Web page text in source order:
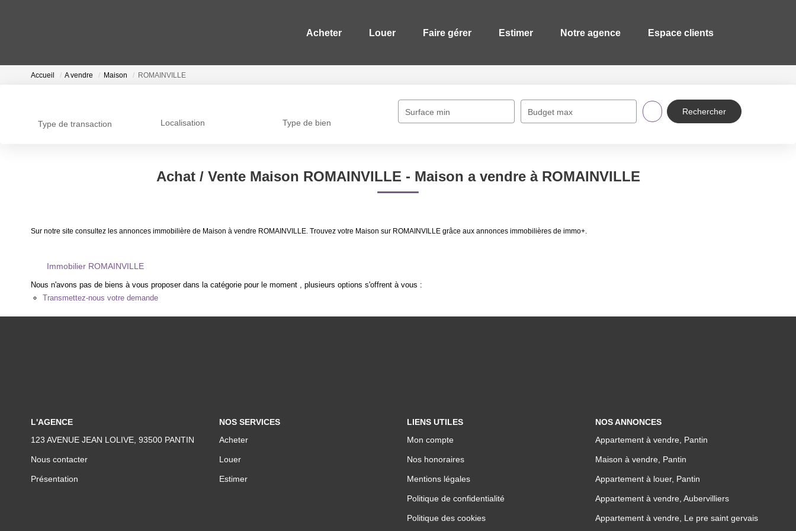
Acheter Louer Faire gérer Estimer Notre agence Espace clients
Accueil A vendre Maison ROMAINVILLE
Type de transaction Localisation Type de bien
Surface min Budget max
Achat / Vente Maison ROMAINVILLE - Maison a vendre à ROMAINVILLE
Sur notre site consultez les annonces immobilière de Maison à vendre ROMAINVILLE. Trouvez votre Maison sur ROMAINVILLE grâce aux annonces immobilières de immo+.
Immobilier ROMAINVILLE
Nous n'avons pas de biens à vous proposer dans la catégorie pour le moment , plusieurs options s'offrent à vous :
Transmettez-nous votre demande
L'AGENCE
123 AVENUE JEAN LOLIVE, 93500 PANTIN
Nous contacter
Présentation
NOS SERVICES
Acheter
Louer
Estimer
LIENS UTILES
Mon compte
Nos honoraires
Mentions légales
Politique de confidentialité
Politique des cookies
NOS ANNONCES
Appartement à vendre, Pantin
Maison à vendre, Pantin
Appartement à louer, Pantin
Appartement à vendre, Aubervilliers
Appartement à vendre, Le pre saint gervais